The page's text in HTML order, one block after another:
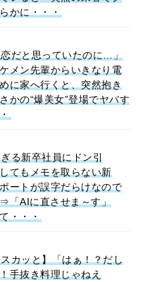
かに・・・
だと思っていたのに…」
メン先輩からいきなり電
に家へ行くと、突然抱き
かの“爆美女”登場でヤバす
る新卒社員にドン引
てもメモを取らない新
ートが誤字だらけなので
「AIに直させま～す」
・・・
カッと】「はぁ！？だし
手抜き料理じゃねえ